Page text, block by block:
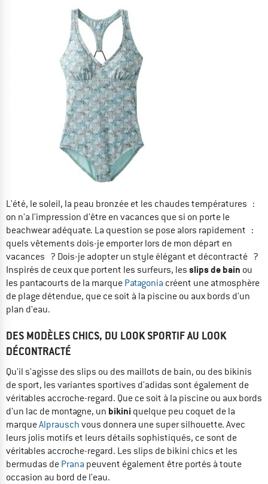
L'été, le soleil, la peau bronzée et les chaudes températures :
on n'a l'impression d'être en vacances que si on porte le
beachwear adéquate. La question se pose alors rapidement :
quels vêtements dois-je emporter lors de mon départ en
vacances ? Dois-je adopter un style élégant et décontracté ?
Inspirés de ceux que portent les surfeurs, les slips de bain ou
les pantacourts de la marque Patagonia créent une atmosphère
de plage détendue, que ce soit à la piscine ou aux bords d'un
plan d'eau.
DES MODÈLES CHICS, DU LOOK SPORTIF AU LOOK
DÉCONTRACTÉ
Qu'il s'agisse des slips ou des maillots de bain, ou des bikinis
de sport, les variantes sportives d'adidas sont également de
véritables accroche-regard. Que ce soit à la piscine ou aux bords
d'un lac de montagne, un bikini quelque peu coquet de la
marqueAlprausch vous donnera une super silhouette. Avec
leurs jolis motifs et leurs détails sophistiqués, ce sont de
véritables accroche-regard. Les slips de bikini chics et les
bermudas de Prana peuvent également être portés à toute
occasion au bord de l'eau.